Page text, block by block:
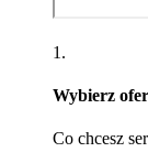
1.
Wybierz
Co chcesz